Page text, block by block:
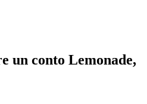
un conto Lemonade,